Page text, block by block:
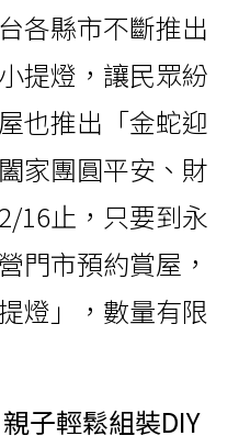
各縣市不斷推出
提燈，讓民眾紛
也推出「金蛇迎
家團圓平安、財
16止，只要到永
門市預約賞屋，
燈」，數量有限
子輕鬆組裝DIY